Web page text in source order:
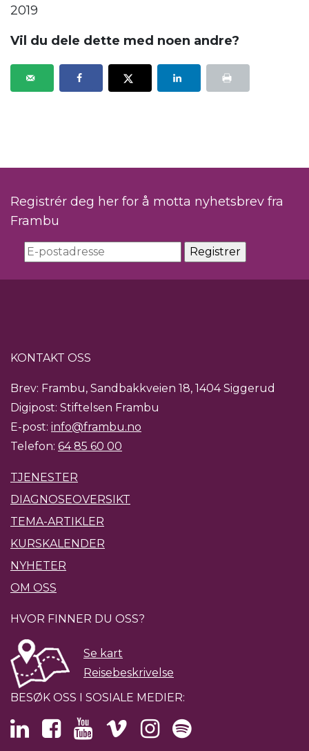
2019
Vil du dele dette med noen andre?
Registrér deg her for å motta nyhetsbrev fra
Frambu
KONTAKT OSS
Brev: Frambu, Sandbakkveien 18, 1404 Siggerud
Digipost: Stiftelsen Frambu
E-post: info@frambu.no
Telefon: 64 85 60 00
TJENESTER
DIAGNOSEOVERSIKT
TEMA-ARTIKLER
KURSKALENDER
NYHETER
OM OSS
HVOR FINNER DU OSS?
Se kart
Reisebeskrivelse
BESØK OSS I SOSIALE MEDIER: